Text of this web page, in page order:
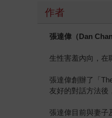
作者
張達偉（Dan
生性害羞內向，在
張達偉創辦了「
友好的對話方法後
張達偉目前與妻子